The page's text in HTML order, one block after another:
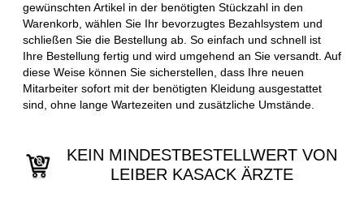
gewünschten Artikel in der benötigten Stückzahl in den
Warenkorb, wählen Sie Ihr bevorzugtes Bezahlsystem und
schließen Sie die Bestellung ab. So einfach und schnell ist
Ihre Bestellung fertig und wird umgehend an Sie versandt. Auf
diese Weise können Sie sicherstellen, dass Ihre neuen
Mitarbeiter sofort mit der benötigten Kleidung ausgestattet
sind, ohne lange Wartezeiten und zusätzliche Umstände.
KEIN MINDESTBESTELLWERT VON
LEIBER KASACK ÄRZTE